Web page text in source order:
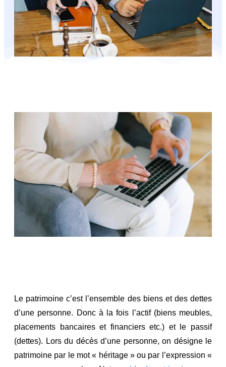
Le patrimoine c’est l’ensemble des biens et des dettes
d’une personne. Donc à la fois l’actif (biens meubles,
placements bancaires et financiers etc.) et le passif
(dettes). Lors du décès d’une personne, on désigne le
patrimoine par le mot « héritage » ou par l’expression «